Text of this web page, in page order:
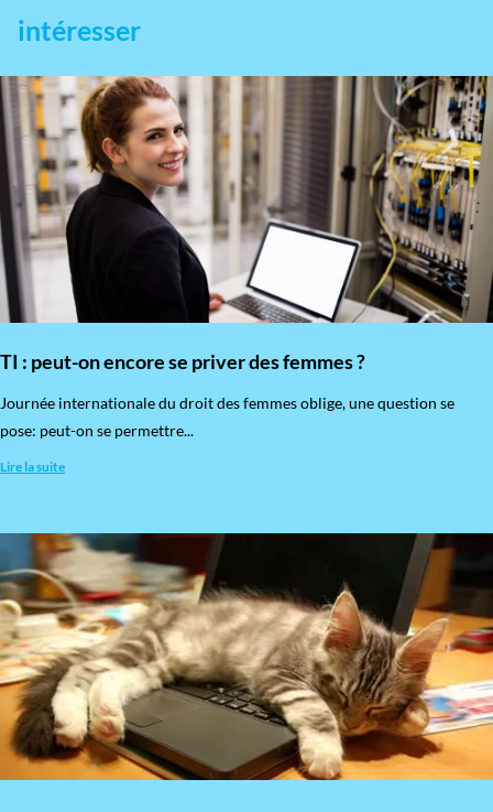
intéresser
TI : peut-on encore se priver des femmes ?
​Journée internationale du droit des femmes oblige, une question se
pose: peut-on se permettre...
Lire la suite